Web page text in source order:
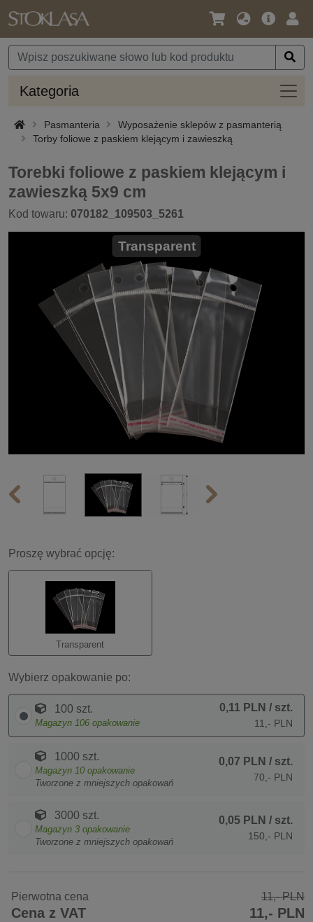
Język
Waluta
Oferta
Kategoria
Pasmanteria
Wyposażenie sklepów z pasmanterią
Torby foliowe z paskiem klejącym i zawieszką
Torebki foliowe z paskiem klejącym i
zawieszką 5x9 cm
Kod towaru: 070182_109503_5261
Transparent
Proszę wybrać opcję:
Transparent
Wybierz opakowanie po:
100 szt.
Magazyn 106 opakowanie
0,11 PLN / szt.
11,- PLN
1000 szt.
Magazyn 10 opakowanie
Tworzone z mniejszych opakowań
0,07 PLN / szt.
70,- PLN
3000 szt.
Magazyn 3 opakowanie
Tworzone z mniejszych opakowań
0,05 PLN / szt.
150,- PLN
Pierwotna cena 11,- PLN
Cena z VAT 11,- PLN